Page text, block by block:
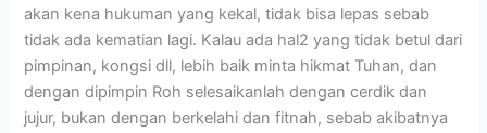
akan kena hukuman yang kekal, tidak bisa lepas sebab
tidak ada kematian lagi. Kalau ada hal2 yang tidak betul dari
pimpinan, kongsi dll, lebih baik minta hikmat Tuhan, dan
dengan dipimpin Roh selesaikanlah dengan cerdik dan
jujur, bukan dengan berkelahi dan fitnah, sebab akibatnya